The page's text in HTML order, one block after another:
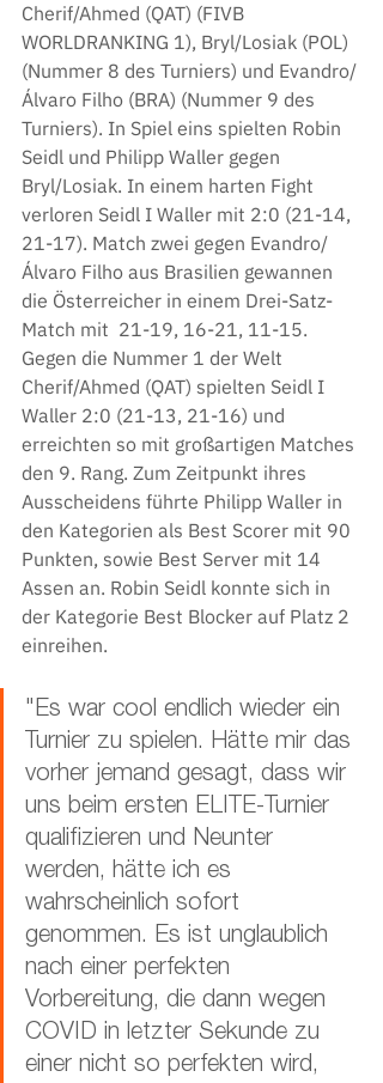
Cherif/Ahmed (QAT) (FIVB
WORLDRANKING 1), Bryl/Losiak (POL)
(Nummer 8 des Turniers) und Evandro/
Álvaro Filho (BRA) (Nummer 9 des
Turniers). In Spiel eins spielten Robin
Seidl und Philipp Waller gegen
Bryl/Losiak. In einem harten Fight
verloren Seidl I Waller mit 2:0 (21-14,
21-17). Match zwei gegen Evandro/
Álvaro Filho aus Brasilien gewannen
die Österreicher in einem Drei-Satz-
Match mit  21-19, 16-21, 11-15.
Gegen die Nummer 1 der Welt
Cherif/Ahmed (QAT) spielten Seidl I
Waller 2:0 (21-13, 21-16) und
erreichten so mit großartigen Matches
den 9. Rang. Zum Zeitpunkt ihres
Ausscheidens führte Philipp Waller in
den Kategorien als Best Scorer mit 90
Punkten, sowie Best Server mit 14
Assen an. Robin Seidl konnte sich in
der Kategorie Best Blocker auf Platz 2
einreihen.
"Es war cool endlich wieder ein
Turnier zu spielen. Hätte mir das
vorher jemand gesagt, dass wir
uns beim ersten ELITE-Turnier
qualifizieren und Neunter
werden, hätte ich es
wahrscheinlich sofort
genommen. Es ist unglaublich
nach einer perfekten
Vorbereitung, die dann wegen
COVID in letzter Sekunde zu
einer nicht so perfekten wird,